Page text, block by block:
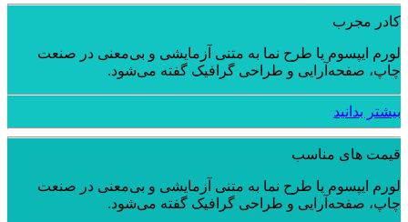
کادر مجرب
لورم ایپسوم یا طرح‌ نما به متنی آزمایشی و بی‌معنی در صنعت
چاپ، صفحه‌آرایی و طراحی گرافیک گفته می‌شود.
بیشتر بدانید
قیمت های مناسب
لورم ایپسوم یا طرح‌ نما به متنی آزمایشی و بی‌معنی در صنعت
چاپ، صفحه‌آرایی و طراحی گرافیک گفته می‌شود.